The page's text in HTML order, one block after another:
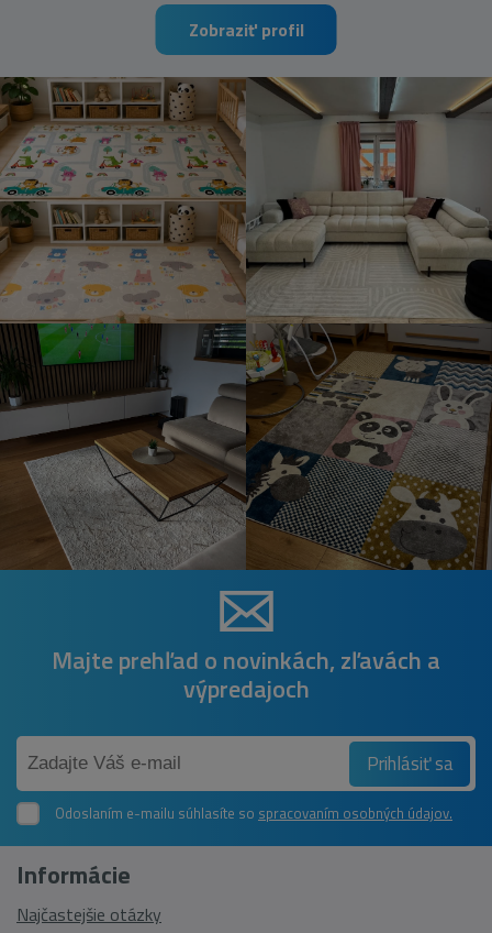
Zobraziť profil
Majte prehľad o novinkách, zľavách a
výpredajoch
Prihlásiť sa
Odoslaním e-mailu súhlasíte so spracovaním osobných údajov.
Informácie
Najčastejšie otázky